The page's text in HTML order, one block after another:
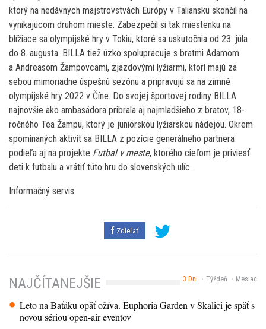
ktorý na nedávnych majstrovstvách Európy v Taliansku skončil na
vynikajúcom druhom mieste. Zabezpečil si tak miestenku na
blížiace sa olympijské hry v Tokiu, ktoré sa uskutočnia od 23. júla
do 8. augusta. BILLA tiež úzko spolupracuje s bratmi Adamom
a Andreasom Žampovcami, zjazdovými lyžiarmi, ktorí majú za
sebou mimoriadne úspešnú sezónu a pripravujú sa na zimné
olympijské hry 2022 v Číne. Do svojej športovej rodiny BILLA
najnovšie ako ambasádora pribrala aj najmladšieho z bratov, 18-
ročného Tea Žampu, ktorý je juniorskou lyžiarskou nádejou. Okrem
spomínaných aktivít sa BILLA z pozície generálneho partnera
podieľa aj na projekte Futbal v meste, ktorého cieľom je priviesť
deti k futbalu a vrátiť túto hru do slovenských ulíc.
Informačný servis
Zdieľať
3 Dni Týždeň Mesiac
NAJČÍTANEJŠIE
Leto na Baťáku opäť ožíva. Euphoria Garden v Skalici je späť s
novou sériou open-air eventov